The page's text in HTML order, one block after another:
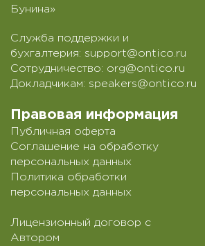
Бунина»
Служба поддержки и
бухгалтерия: support@ontico.ru
Сотрудничество: org@ontico.ru
Докладчикам: speakers@ontico.ru
Правовая информация
Публичная оферта
Соглашение на обработку
персональных данных
Политика обработки
персональных данных
Лицензионный договор с
Автором